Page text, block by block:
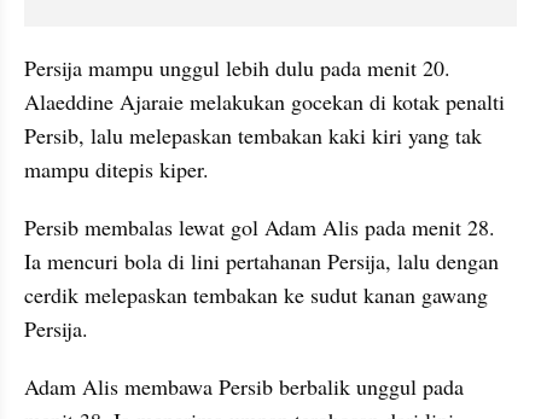
Persija mampu unggul lebih dulu pada menit 20.
Alaeddine Ajaraie melakukan gocekan di kotak penalti
Persib, lalu melepaskan tembakan kaki kiri yang tak
mampu ditepis kiper.
Persib membalas lewat gol Adam Alis pada menit 28.
Ia mencuri bola di lini pertahanan Persija, lalu dengan
cerdik melepaskan tembakan ke sudut kanan gawang
Persija.
Adam Alis membawa Persib berbalik unggul pada